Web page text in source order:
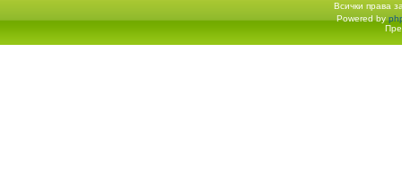
Всички права
Начало форум Powered by